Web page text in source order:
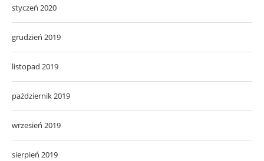
styczeń 2020
grudzień 2019
listopad 2019
październik 2019
wrzesień 2019
sierpień 2019